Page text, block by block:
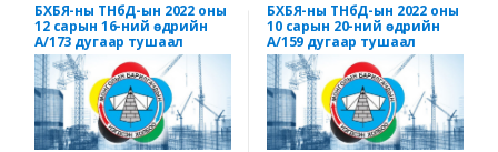
БХБЯ-ны ТНбД-ын 2022 оны
12 сарын 16-ний өдрийн
А/173 дугаар тушаал
БХБЯ-ны ТНбД-ын 2022 оны
10 сарын 20-ний өдрийн
А/159 дугаар тушаал